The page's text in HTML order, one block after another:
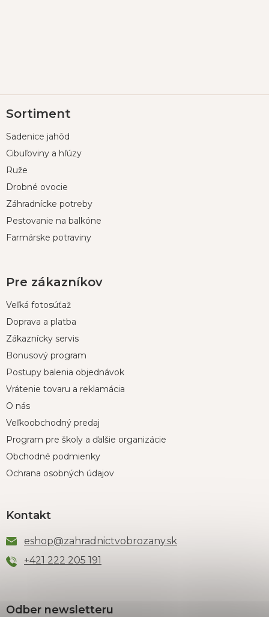
á
ä
Sortiment
Sadenice jahôd
Cibuľoviny a hľúzy
Ruže
Drobné ovocie
Záhradnícke potreby
Pestovanie na balkóne
Farmárske potraviny
Pre zákazníkov
Veľká fotosúťaž
Doprava a platba
Zákaznícky servis
Bonusový program
Postupy balenia objednávok
Vrátenie tovaru a reklamácia
O nás
Veľkoobchodný predaj
Program pre školy a ďalšie organizácie
Obchodné podmienky
Ochrana osobných údajov
Kontakt
eshop@zahradnictvobrozany.sk
+421 222 205 191
Odber newsletteru